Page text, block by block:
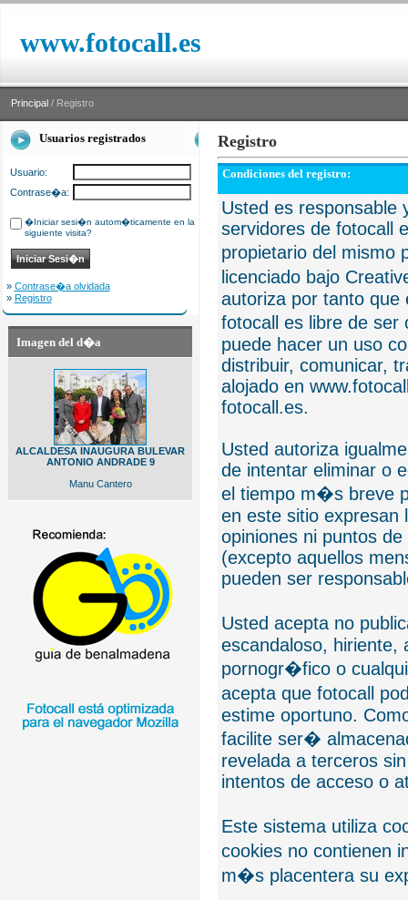
www.fotocall.es
Principal / Registro
Usuarios registrados
Usuario:
Contrase�a:
�Iniciar sesi�n autom�ticamente en la
siguiente visita?
» Contrase�a olvidada
» Registro
Imagen del d�a
ALCALDESA INAUGURA BULEVAR
ANTONIO ANDRADE 9
Manu Cantero
Registro
Condiciones del registro:
Usted es responsable
servidores de fotocall
propietario del mismo
licenciado bajo
autoriza por tanto que
fotocall es libre de
puede hacer un uso
distribuir, comunicar,
alojado en
fotocall.es.
Usted autoriza
de intentar eliminar o
el tiempo m�s breve
en este sitio expresan
opiniones ni puntos
(excepto aquellos
pueden ser
Usted acepta no
escandaloso, hiriente,
pornogr�fico o
acepta que fotocall
estime oportuno.
facilite ser�
revelada a terceros
intentos de acceso o
Este sistema utiliza
cookies no contienen
m�s placentera su